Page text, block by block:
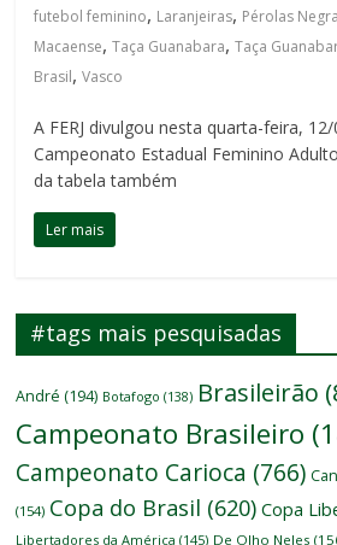
futebol feminino, Laranjeiras, Pérolas
Macaense,Taça Guanabara,Taça
Brasil,Vasco
A FERJ divulgou nesta quarta-feira,
Campeonato Estadual Feminino
da tabela também
Ler mais
#tags mais pesquisadas
André (194) Botafogo (138) Brasileirão
Campeonato Brasileiro
Campeonato Carioca (766)
(154) Copa do Brasil (620) Copa
Libertadores da América (145) De Olho Neles